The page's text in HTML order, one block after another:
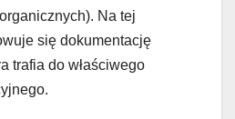
Na tej
się dokumentację
trafia do właściwego